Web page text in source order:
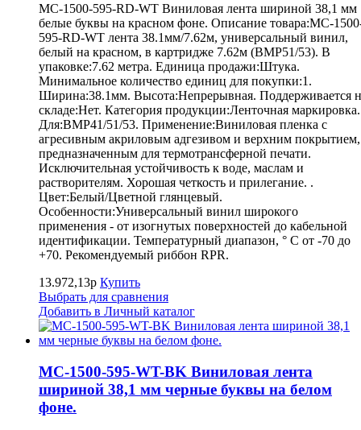
MC-1500-595-RD-WT Виниловая лента шириной 38,1 мм
белые буквы на красном фоне. Описание товара:MC-
595-RD-WT лента 38.1мм/7.62м, универсальный винил,
белый на красном, в картридже 7.62м (BMP51/53). В
упаковке:7.62 метра. Единица продажи:Штука.
Минимальное количество единиц для покупки:1.
Ширина:38.1мм. Высота:Непрерывная. Поддерживается
складе:Нет. Категория продукции:Ленточная маркировка.
Для:BMP41/51/53. Применение:Виниловая пленка с
агресивным акриловым адгезивом и верхним покрытием,
предназначенным для термотрансферной печати.
Исключительная устойчивость к воде, маслам и
растворителям. Хорошая четкость и прилегание. .
Цвет:Белый/Цветной глянцевый.
Особенности:Универсальный винил широкого
применения - от изогнутых поверхностей до кабельной
идентификации. Температурный диапазон, ° С от -70 до
+70. Рекомендуемый риббон RPR.
13.972,13р Купить
Выбрать для сравнения
Добавить в Личный каталог
MC-1500-595-WT-BK Виниловая лента
шириной 38,1 мм черные буквы на белом
фоне.